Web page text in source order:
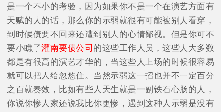
是一个不小的考验，因为如果你不是一个在演艺方面有
天赋的人的话，那么你的示弱就很有可能被别人看穿，
到时候债要不回来还遭到别人的心情鄙视。但是你可不
要小瞧了灌南要债公司 的这些工作人员，这些人大多数
都是有很高的演艺才华的，当这些人上场的时候很容易
就可以把人给忽悠住。当然示弱这一招也并不一定百分
之百就奏效，比如有些人天生就是一副铁石心肠的人，
你说你惨人家还说我比你更惨，遇到这种人示弱是没有